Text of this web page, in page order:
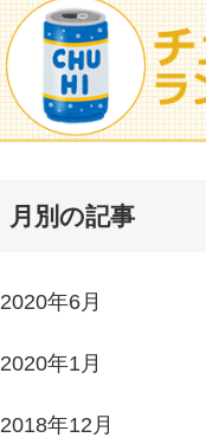
月別の記事
2020年6月
2020年1月
2018年12月